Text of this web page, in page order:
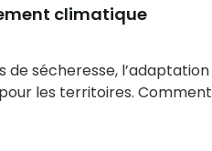
climatique
de sécheresse, l’adaptation
les territoires. Comment